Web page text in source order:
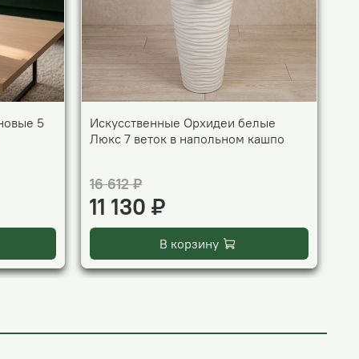
5
Искусственные Орхидеи белые
Люкс 7 веток в напольном кашпо
16 612 ₽
11 130 ₽
В корзину